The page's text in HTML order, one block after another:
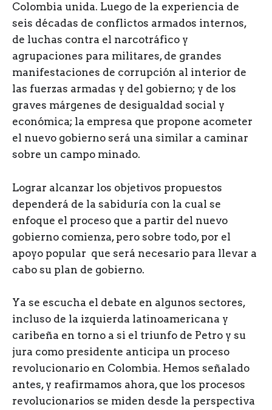
Colombia unida. Luego de la experiencia de
seis décadas de conflictos armados internos,
de luchas contra el narcotráfico y
agrupaciones para militares, de grandes
manifestaciones de corrupción al interior de
las fuerzas armadas y del gobierno; y de los
graves márgenes de desigualdad social y
económica; la empresa que propone acometer
el nuevo gobierno será una similar a caminar
sobre un campo minado.
Lograr alcanzar los objetivos propuestos
dependerá de la sabiduría con la cual se
enfoque el proceso que a partir del nuevo
gobierno comienza, pero sobre todo, por el
apoyo popular que será necesario para llevar a
cabo su plan de gobierno.
Ya se escucha el debate en algunos sectores,
incluso de la izquierda latinoamericana y
caribeña en torno a si el triunfo de Petro y su
jura como presidente anticipa un proceso
revolucionario en Colombia. Hemos señalado
antes, y reafirmamos ahora, que los procesos
revolucionarios se miden desde la perspectiva